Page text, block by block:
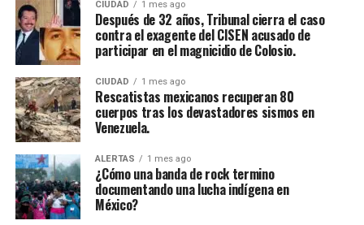
CIUDAD 1 mes ago
Después de 32 años, Tribunal cierra el caso
contra el exagente del CISEN acusado de
participar en el magnicidio de Colosio.
CIUDAD 1 mes ago
Rescatistas mexicanos recuperan 80
cuerpos tras los devastadores sismos en
Venezuela.
ALERTAS 1 mes ago
¿Cómo una banda de rock termino
documentando una lucha indígena en
México?